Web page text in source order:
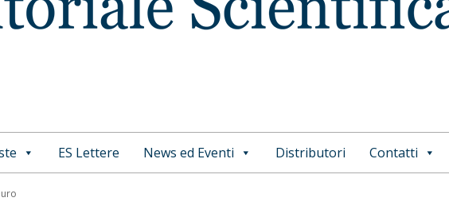
Primary
ES Lettere News ed Eventi Distributori Contatti